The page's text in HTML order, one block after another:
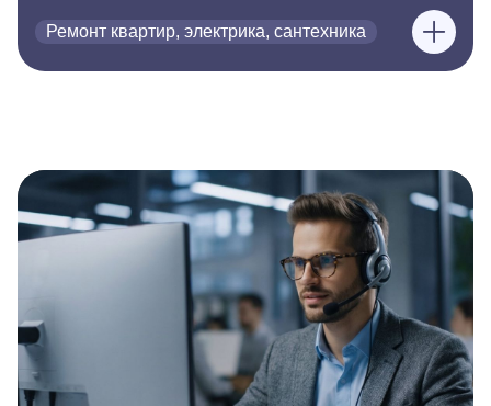
Ремонт квартир, электрика, сантехника